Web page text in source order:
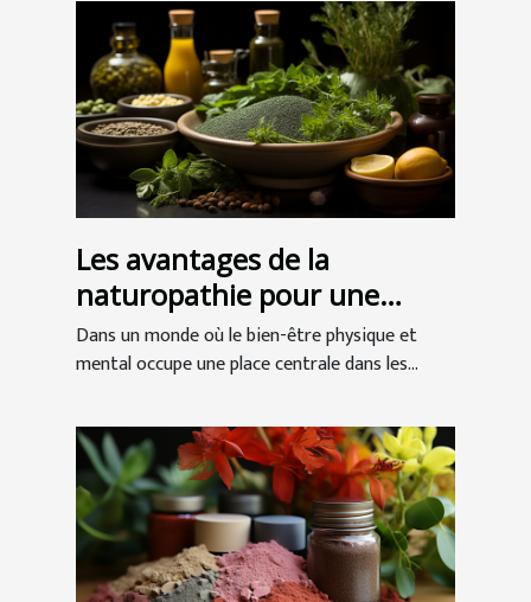
Les avantages de la
naturopathie pour une
meilleure santé globale
Dans un monde où le bien-être physique et
mental occupe une place centrale dans les...